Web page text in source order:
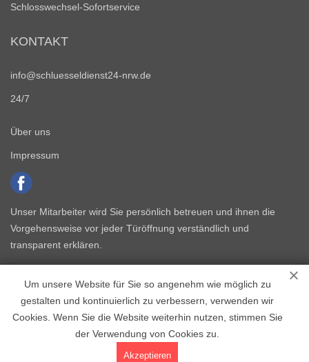
Um unsere Website für Sie so angenehm wie möglich zu
gestalten und kontinuierlich zu verbessern, verwenden wir
Cookies. Wenn Sie die Website weiterhin nutzen, stimmen Sie
der Verwendung von Cookies zu.
Akzeptieren
Schlosswechsel-Sofortservice
KONTAKT
info@schluesseldienst24-nrw.de
24/7
Über uns
Impressum
Unser Mitarbeiter wird Sie persönlich betreuen und ihnen die
Vorgehensweise vor jeder Türöffnung verständlich und
transparent erklären.
Copyright © 2015 - 2026 Schlüsseldienst NRW